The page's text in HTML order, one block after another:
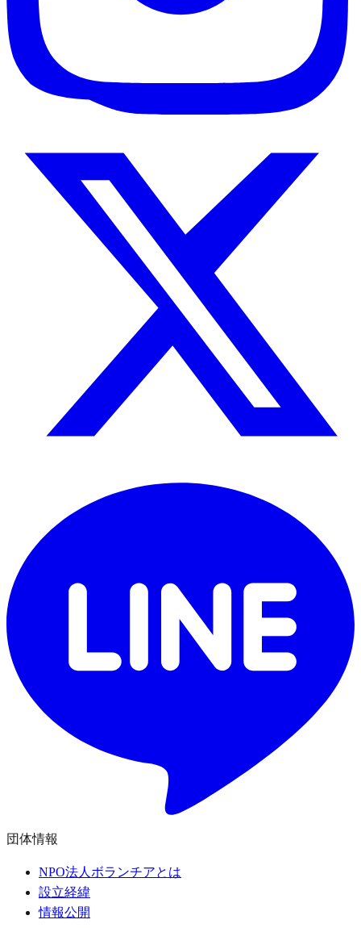
団体情報
NPO法人ボランチアとは
設立経緯
情報公開